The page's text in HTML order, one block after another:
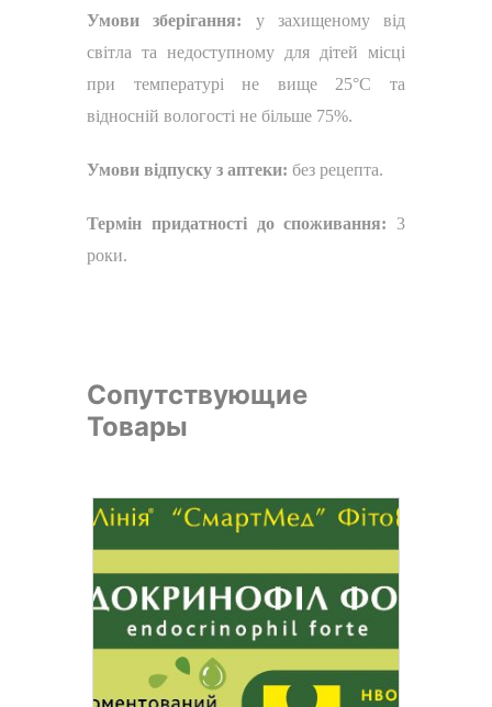
Умови зберігання: у захищеному від
світла та недоступному для дітей місці
при температурі не вище 25°С та
відносній вологості не більше 75%.
Умови відпуску з аптеки: без рецепта.
Термін придатності до споживання: 3
роки.
Сопутствующие
Товары